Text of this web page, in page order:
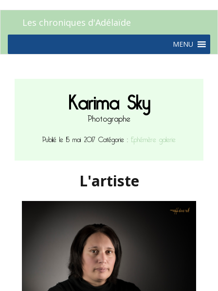
Les chroniques d'Adélaïde
MENU
Karima Sky
Photographe
Publié le 15 mai 2017Catégorie :Ephémère galerie
L'artiste